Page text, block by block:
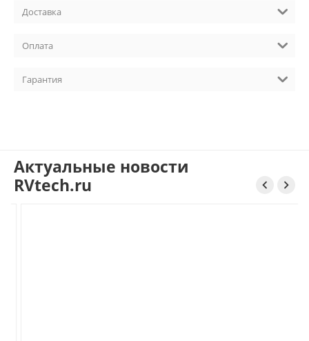
корпуса: защитное покрытие ISO-Flex Размер (ШхВхГ), мм: 540; х;
1067; 670 Вес, кг: 63 Аксессуары: TRD-6 Страна-производитель:
Доставка
Оплата
Гарантия
Актуальные новости
RVtech.ru
 